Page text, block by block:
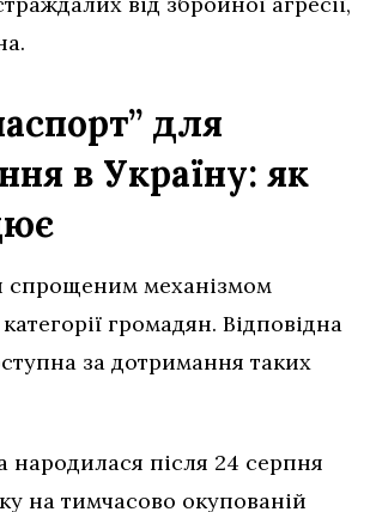
для
в Україну: як
спрощеним механізмом
громадян. Відповідна
за дотримання таких
народилася після 24 серпня
на тимчасово окупованій